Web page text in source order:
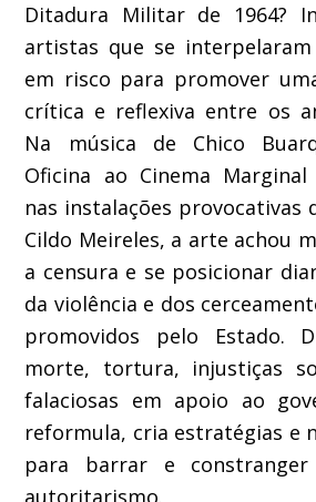
Ditadura Militar de 1964?
artistas que se
em risco para promover
crítica e reflexiva entre os
Na música de Chico
Oficina ao Cinema Marginal
nas instalações provocativas
Cildo Meireles, a arte achou
a censura e se posicionar
da violência e dos
promovidos pelo Estado.
morte, tortura, injustiças
falaciosas em apoio ao
reformula, cria estratégias e
para barrar e
autoritarismo.